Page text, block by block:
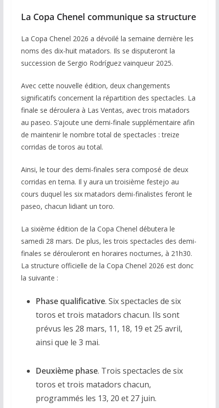
La Copa Chenel communique sa structure
La Copa Chenel 2026 a dévoilé la semaine dernière les
noms des dix-huit matadors. Ils se disputeront la
succession de Sergio Rodríguez vainqueur 2025.
Avec cette nouvelle édition, deux changements
significatifs concernent la répartition des spectacles. La
finale se déroulera à Las Ventas, avec trois matadors
au paseo. S’ajoute une demi-finale supplémentaire afin
de maintenir le nombre total de spectacles : treize
corridas de toros au total.
Ainsi, le tour des demi-finales sera composé de deux
corridas en terna. Il y aura un troisième festejo au
cours duquel les six matadors demi-finalistes feront le
paseo, chacun lidiant un toro.
La sixième édition de la Copa Chenel débutera le
samedi 28 mars. De plus, les trois spectacles des demi-
finales se dérouleront en horaires nocturnes, à 21h30.
La structure officielle de la Copa Chenel 2026 est donc
la suivante :
Phase qualificative. Six spectacles de six
toros et trois matadors chacun. Ils sont
prévus les 28 mars, 11, 18, 19 et 25 avril,
ainsi que le 3 mai.
Deuxième phase. Trois spectacles de six
toros et trois matadors chacun,
programmés les 13, 20 et 27 juin.